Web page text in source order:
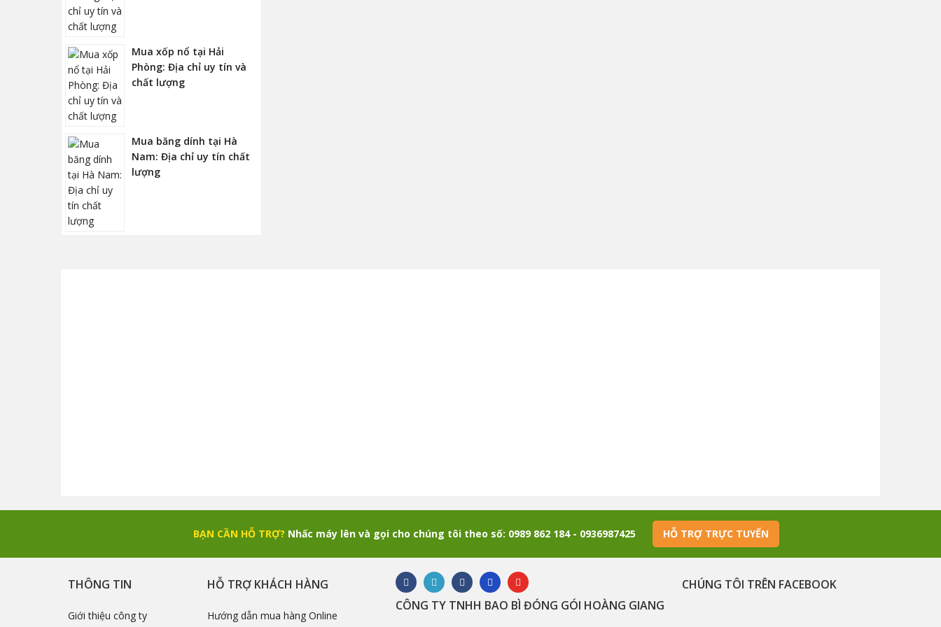
Mua xốp nổ tại Hải
Phòng: Địa chỉ uy tín và
chất lượng
Mua băng dính tại Hà
Nam: Địa chỉ uy tín chất
lượng
BẠN CẦN HỖ TRỢ? Nhấc máy lên và gọi cho chúng tôi theo số: 0989 862 184 - 0936987425 HỖ TRỢ TRỰC TUYẾN
THÔNG TIN
Giới thiệu công ty
HỖ TRỢ KHÁCH HÀNG
Hướng dẫn mua hàng Online
CÔNG TY TNHH BAO BÌ ĐÓNG GÓI HOÀNG GIANG
CHÚNG TÔI TRÊN FACEBOOK